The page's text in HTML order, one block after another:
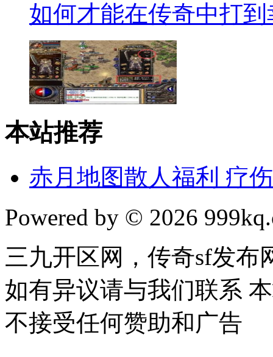
如何才能在传奇中打
本站推荐
赤月地图散人福利 疗
Powered by © 2026
三九开区网，传奇sf发布
如有异议请与我们联系
不接受任何赞助和广告